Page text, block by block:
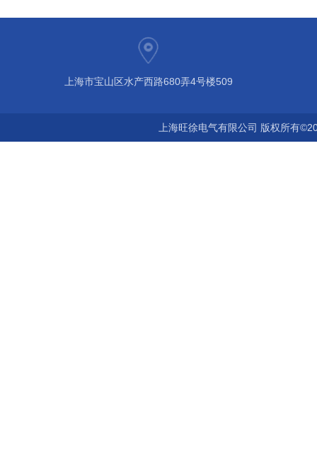
上海市宝山区水产西路680弄4号楼509
上海旺徐电气有限公司 版权所有